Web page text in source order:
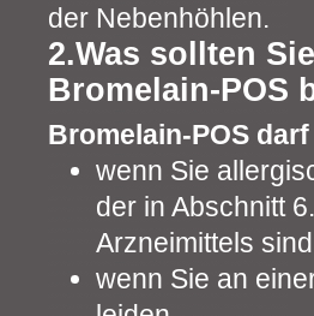
der Nebenhöhlen.
2.Was sollten
Bromelain-POS
Bromelain-POS
wenn Sie
der in Abschnitt
Arzneimittels
wenn Sie an